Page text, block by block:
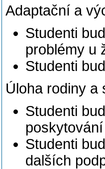
Adaptační a
Studenti
problémy u
Studenti
Úloha rodiny a
Studenti
Studenti
dalších